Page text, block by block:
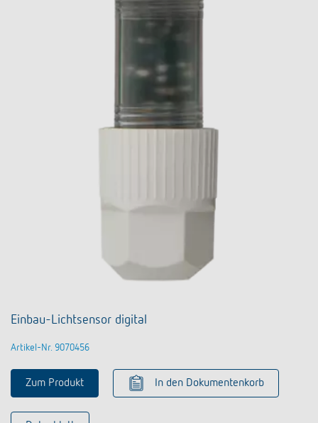
Einbau-Lichtsensor digital
Artikel-Nr. 9070456
Zum Produkt In den Dokumentenkorb